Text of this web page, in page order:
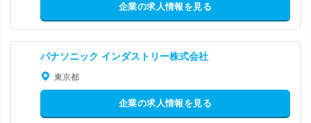
企業の求人情報を見る
パナソニック インダストリー株式会社
東京都
企業の求人情報を見る